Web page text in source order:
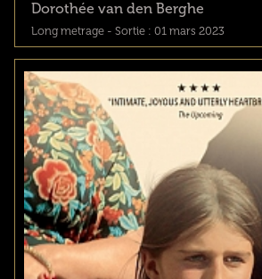
Dorothée van den Berghe
Long metrage - Sortie : 01 mars 2023